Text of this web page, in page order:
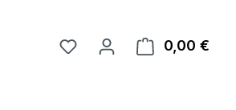
0,00 €